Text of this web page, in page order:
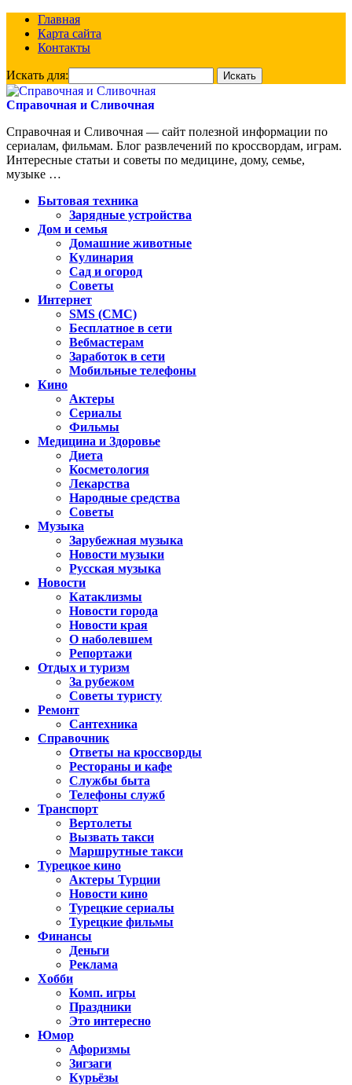
Главная
Карта сайта
Контакты
Искать для:
Справочная и Сливочная
Справочная и Сливочная — сайт полезной информации по
сериалам, фильмам. Блог развлечений по кроссвордам, играм.
Интересные статьи и советы по медицине, дому, семье,
музыке …
Бытовая техника
Зарядные устройства
Дом и семья
Домашние животные
Кулинария
Сад и огород
Советы
Интернет
SMS (СМС)
Бесплатное в сети
Вебмастерам
Заработок в сети
Мобильные телефоны
Кино
Актеры
Сериалы
Фильмы
Медицина и Здоровье
Диета
Косметология
Лекарства
Народные средства
Советы
Музыка
Зарубежная музыка
Новости музыки
Русская музыка
Новости
Катаклизмы
Новости города
Новости края
О наболевшем
Репортажи
Отдых и туризм
За рубежом
Советы туристу
Ремонт
Сантехника
Справочник
Ответы на кроссворды
Рестораны и кафе
Службы быта
Телефоны служб
Транспорт
Вертолеты
Вызвать такси
Маршрутные такси
Турецкое кино
Актеры Турции
Новости кино
Турецкие сериалы
Турецкие фильмы
Финансы
Деньги
Реклама
Хобби
Комп. игры
Праздники
Это интересно
Юмор
Афоризмы
Зигзаги
Курьёзы